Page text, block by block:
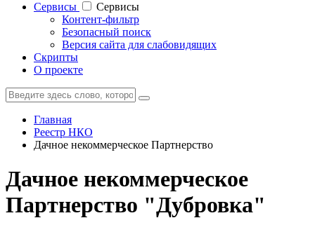
Cервисы
Cервисы
Контент-фильтр
Безопасный поиск
Версия сайта для слабовидящих
Скрипты
О проекте
Главная
Реестр НКО
Дачное некоммерческое Партнерство
Дачное некоммерческое
Партнерство "Дубровка"